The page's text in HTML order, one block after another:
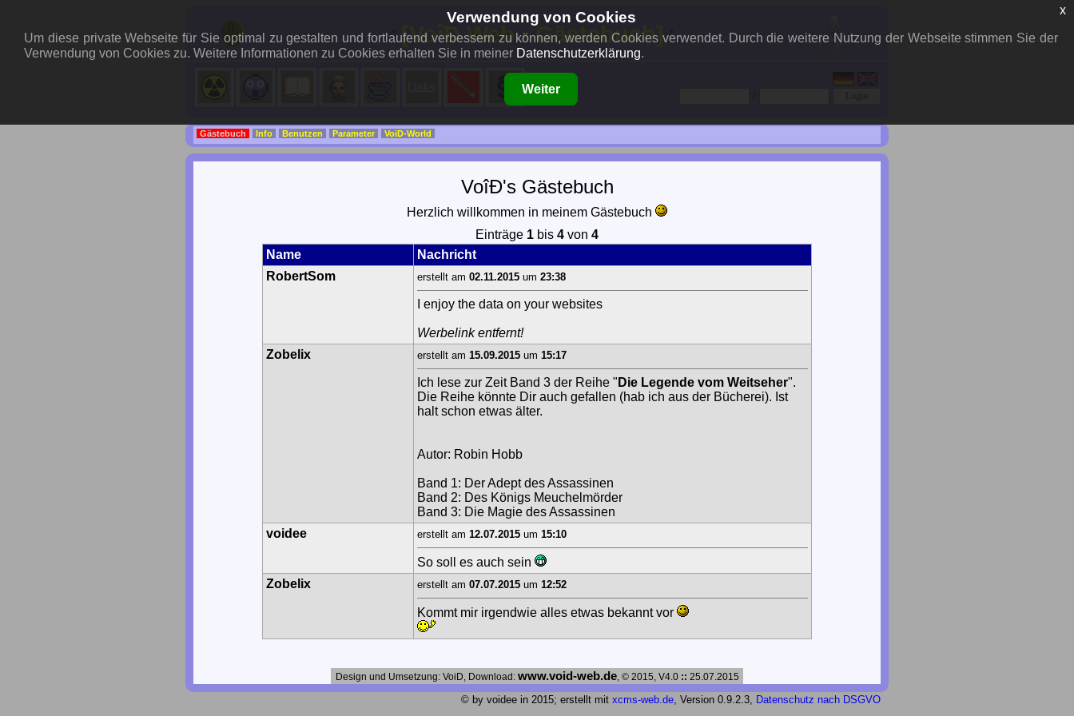
..:[VoîÐ Web - Gästebuch]:..
Gästebuch Info Benutzen Parameter VoiD-World
VoîÐ's Gästebuch
Herzlich willkommen in meinem Gästebuch
Einträge 1 bis 4 von 4
Name
Nachricht
RobertSom
erstellt am 02.11.2015 um 23:38
I enjoy the data on your websites
Werbelink entfernt!
Zobelix
erstellt am 15.09.2015 um 15:17
Ich lese zur Zeit Band 3 der Reihe " Die Legende vom Weitseher".
Die Reihe könnte Dir auch gefallen (hab ich aus der Bücherei). Ist
halt schon etwas älter.
Autor: Robin Hobb
Band 1: Der Adept des Assassinen
Band 2: Des Königs Meuchelmörder
Band 3: Die Magie des Assassinen
voidee
erstellt am 12.07.2015 um 15:10
So soll es auch sein
Zobelix
erstellt am 07.07.2015 um 12:52
Kommt mir irgendwie alles etwas bekannt vor
Design und Umsetzung: VoiD, Download: www.void-web.de, © 2015, V4.0 :: 25.07.2015
© by voidee in 2015; erstellt mit xcms-web.de, Version 0.9.2.3, Datenschutz nach DSGVO
Verwendung von Cookies
Um diese private Webseite für Sie optimal zu gestalten und fortlaufend verbessern zu können, werden Cookies verwendet. Durch die weitere Nutzung der Webseite stimmen Sie der
Verwendung von Cookies zu. Weitere Informationen zu Cookies erhalten Sie in meiner Datenschutzerklärung.
Weiter
x